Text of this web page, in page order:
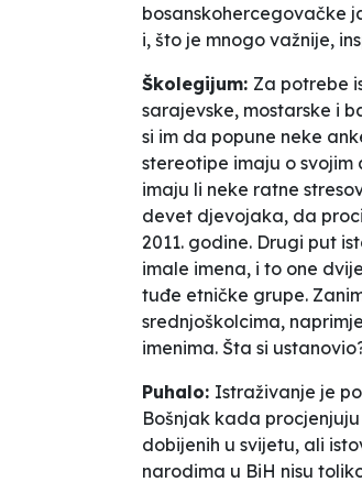
bosanskohercegovačke
i, što je mnogo važnije,
Školegijum: Za potrebe
sarajevske, mostarske i
si im da popune neke
stereotipe imaju o
imaju li neke ratne
devet djevojaka, da
2011. godine. Drugi put
imale imena, i to one
tuđe etničke grupe.
srednjoškolcima,
imenima. Šta si
Puhalo: Istraživanje je
Bošnjak kada
dobijenih u svijetu, ali
narodima u BiH nisu